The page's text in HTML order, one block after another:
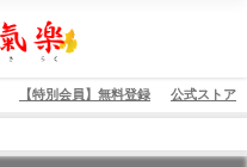
【特別会員】無料登録 公式ストア